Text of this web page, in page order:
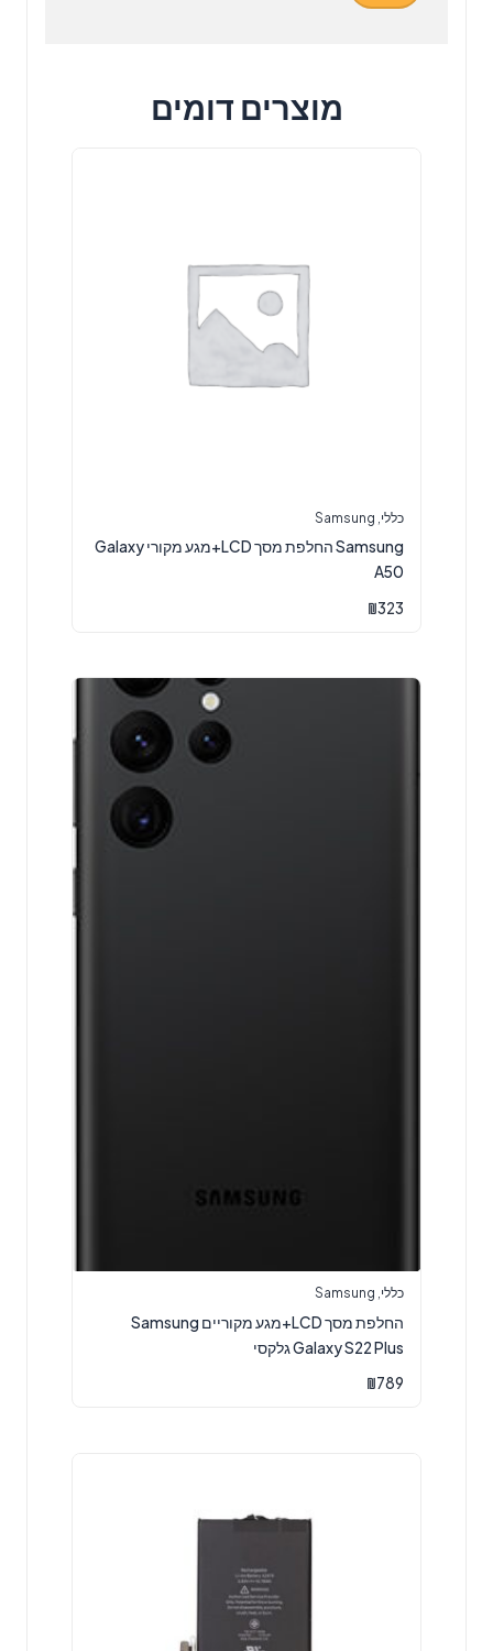
מוצרים דומים
כללי Samsung
Samsung החלפת מסך LCD+מגע מקורי Galaxy
A50
₪323
כללי,
Samsung
החלפת מסך LCD+מגע מקוריים Samsung
Galaxy S22 Plus גלקסי
₪789